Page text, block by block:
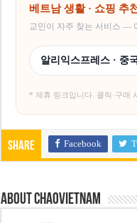
베트남 생활 · 쇼핑 추천
교민이 자주 찾는 서비스 —
알리익스프레스 · 중
* 제휴 링크입니다. 클릭·구매
Share Facebook
About chaovietnam